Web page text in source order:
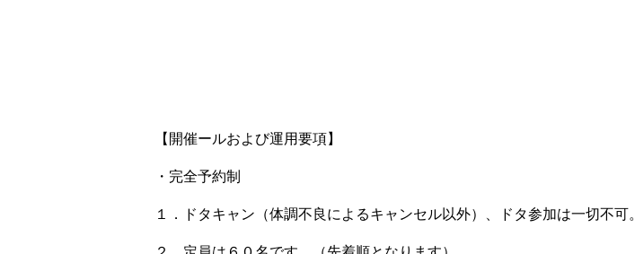
【開催ールおよび運用要項】
・完全予約制
１．ドタキャン（体調不良によるキャンセル以外）、ドタ参加は一切不可。